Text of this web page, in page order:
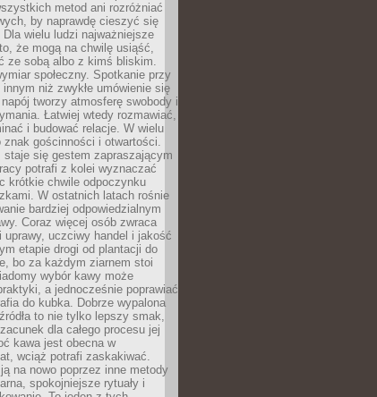
metod ani rozróżniać
by naprawdę cieszyć się
wielu ludzi najważniejsze
że mogą na chwilę usiąść,
ze sobą albo z kimś bliskim.
społeczny. Spotkanie przy
niż zwykłe umówienie się
tworzy atmosferę swobody i
Łatwiej wtedy rozmawiać,
i budować relacje. W wielu
znak gościnności i otwartości.
staje się gestem zapraszającym
potrafi z kolei wyznaczać
krótkie chwile odpoczynku
W ostatnich latach rośnie
bardziej odpowiedzialnym
Coraz więcej osób zwraca
uprawy, uczciwy handel i jakość
etapie drogi od plantacji do
bo za każdym ziarnem stoi
wybór kawy może
a jednocześnie poprawiać
do kubka. Dobrze wypalona
to nie tylko lepszy smak,
dla całego procesu jej
kawa jest obecna w
wciąż potrafi zaskakiwać.
na nowo poprzez inne metody
spokojniejsze rytuały i